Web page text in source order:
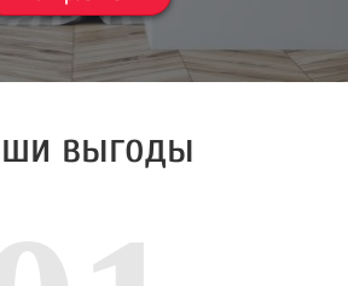
выгоды